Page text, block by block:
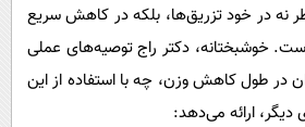
نه در خود تزریق‌ها، بلکه در کاهش سریع
خوشبختانه، دکتر راج توصیه‌های عملی
در طول کاهش وزن، چه با استفاده از این
ارائه می‌دهد: